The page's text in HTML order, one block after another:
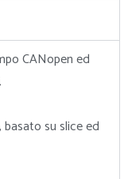
CANopen ed
su slice ed